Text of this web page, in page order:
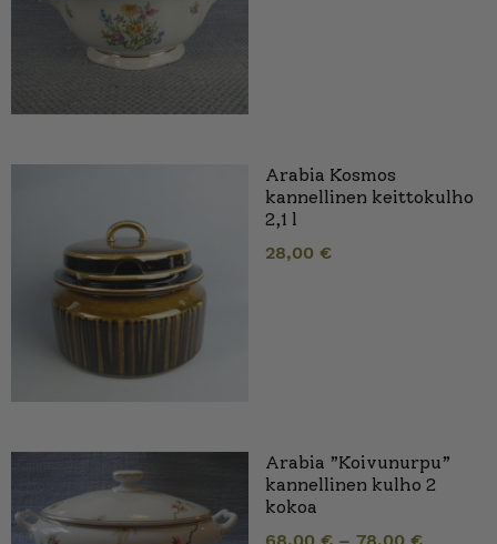
Arabia Kosmos
kannellinen keittokulho
2,1 l
28,00 €
Arabia ”Koivunurpu”
kannellinen kulho 2
kokoa